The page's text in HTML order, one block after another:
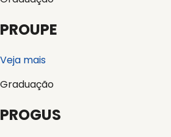
PROUPE
Veja mais
Graduação
PROGUS